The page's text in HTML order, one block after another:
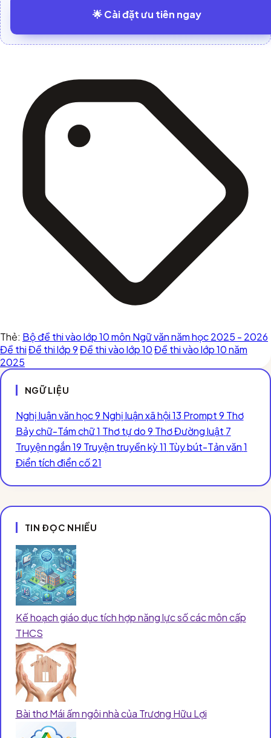
🌟 Cài đặt ưu tiên ngay
Thẻ: Bộ đề thi vào lớp 10 môn Ngữ văn năm học 2025 - 2026
Đề thiĐề thi lớp 9Đề thi vào lớp 10Đề thi vào lớp 10 năm
2025
NGỮ LIỆU
Nghị luận văn học9 Nghị luận xã hội13 Prompt9 Thơ
Bảy chữ-Tám chữ1 Thơ tự do9 Thơ Đường luật 7
Truyện ngắn19 Truyện truyền kỳ11 Tùy bút-Tản văn1
Điển tích điển cố 21
TIN ĐỌC NHIỀU
Kế hoạch giáo dục tích hợp năng lực số các môn cấp
THCS
Bài thơ Mái ấm ngôi nhà của Trương Hữu Lợi